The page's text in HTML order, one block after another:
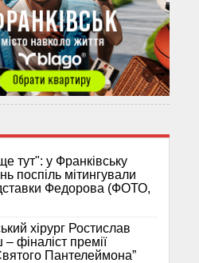
тут": у Франківську
поспіль мітингували
Федорова (ФОТО,
хірург Ростислав
фіналіст премії
Пантелеймона”